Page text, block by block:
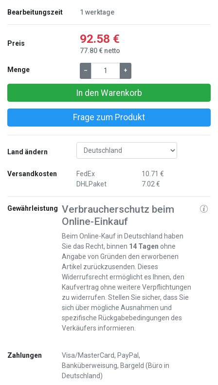
Bearbeitungszeit 1 werktage
Preis 92.58 €
77.80 € netto
Menge – +
In den Warenkorb
Frage zum Produkt
Land ändern
Versandkosten
FedEx
DHLPaket
10.71 €
7.02 €
Gewährleistung Verbraucherschutz beim
Online-Einkauf
Beim Online-Kauf in Deutschland haben
Sie das Recht, binnen 14 Tagen ohne
Angabe von Gründen den erworbenen
Artikel zurückzusenden. Dieses
Widerrufsrecht ermöglicht es Ihnen, den
Kaufvertrag ohne weitere Verpflichtungen
zu widerrufen. Stellen Sie sicher, dass Sie
sich über mögliche Ausnahmen und
spezifische Rückgabebedingungen des
Verkäufers informieren.
Zahlungen
Visa/MasterCard, PayPal,
Banküberweisung, Bargeld (Büro in
Deutschland)